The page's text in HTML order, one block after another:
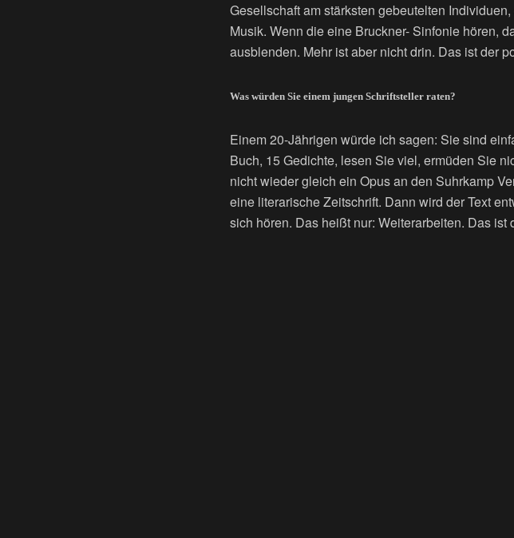
Gesellschaft am stärksten gebeutelten
Musik. Wenn die eine Bruckner- Sinfonie hören,
ausblenden. Mehr ist aber nicht drin. Das ist der
Was würden Sie einem jungen Schriftsteller raten?
Einem 20-Jährigen würde ich sagen: Sie sind
Buch, 15 Gedichte, lesen Sie viel, ermüden Sie
nicht wieder gleich ein Opus an den Suhrkamp
eine literarische Zeitschrift. Dann wird der Text
sich hören. Das heißt nur: Weiterarbeiten. Das